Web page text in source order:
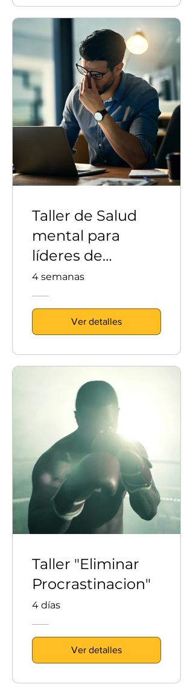
Taller de Salud
mental para
líderes de
Imagine Apps
4 semanas
Ver detalles
Taller "Eliminar
Procrastinacion"
4 días
Ver detalles